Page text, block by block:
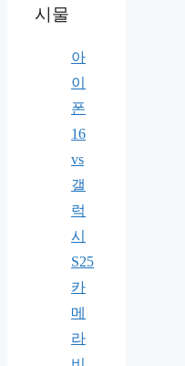
시물
아
이
폰
16
vs
갤
럭
시
S25
카
메
라